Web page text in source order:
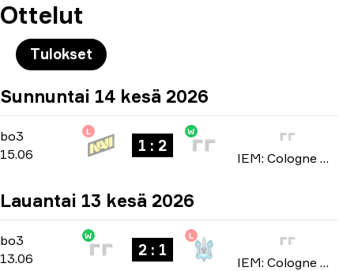
Ottelut
Tulokset
Sunnuntai 14 kesä 2026
bo3
bo3
15.06
L
1 : 2
W
IEM: Cologne Major 2026
Lauantai 13 kesä 2026
bo3
bo3
13.06
W
2 : 1
L
IEM: Cologne Major 2026